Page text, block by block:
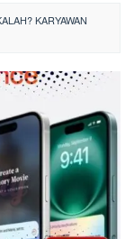
KARYAWAN